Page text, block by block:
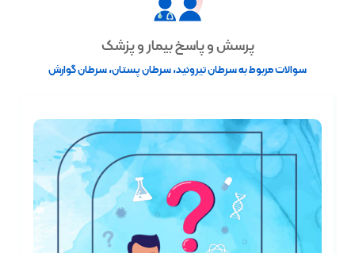
پرسش و پاسخ بیمار و پزشک
سوالات مربوط به سرطان تیروئید، سرطان پستان، سرطان گوارش